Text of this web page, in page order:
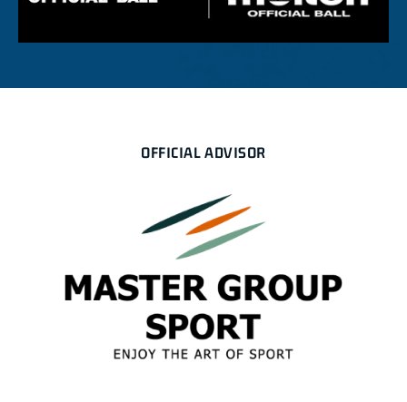
OFFICIAL ADVISOR